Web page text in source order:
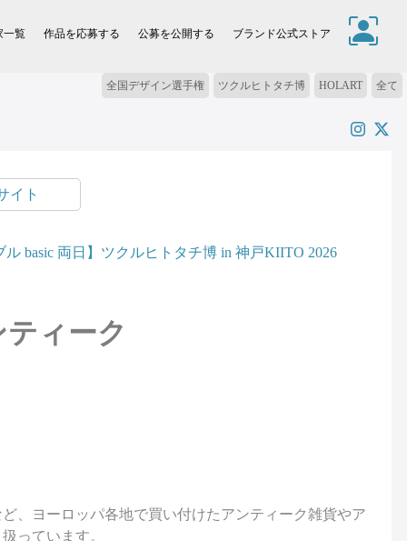
一覧 作品を応募する 公募を公開する ブランド公式ストア
全国デザイン選手権 ツクルヒトタチ博 HOLART 全て
イト
basic 両日】ツクルヒトタチ博 in 神戸KIITO 2026
ィーク
、ヨーロッパ各地で買い付けたアンティーク雑貨やア
っています。